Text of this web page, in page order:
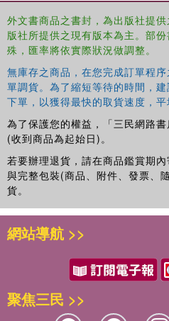
外文書商品之書封，為出版社提
版社所提供之現有版本為主。部
殊，匯率將依實際狀況做調整。
無庫存之商品，在您完成訂單程
單調貨。為了縮短等待的時間，
下單，以獲得最快的取貨速度，平
為了保護您的權益，「三民網路書
(收到商品為起始日)。
若要辦理退貨，請在商品鑑賞期
與完整包裝(商品、附件、發票、
貨。
網站導航 >>
聚焦三民 >>